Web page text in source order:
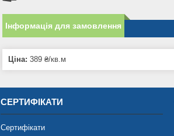
Інформація для замовлення
Ціна: 389 ₴/кв.м
СЕРТИФІКАТИ
Сертифікати